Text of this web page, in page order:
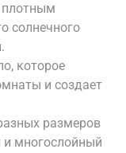
плотным
солнечного
которое
и создает
размеров
и многослойный